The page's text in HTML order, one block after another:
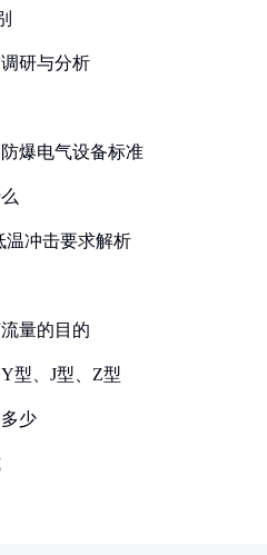
研与分析
爆电气设备标准
温冲击要求解析
量的目的
型、J型、Z型
少